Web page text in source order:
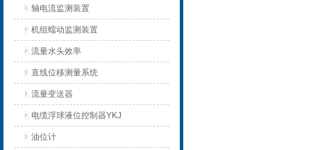
轴电流监测装置
机组蠕动监测装置
流量水头效率
直线位移测量系统
流量变送器
电缆浮球液位控制器YKJ
油位计